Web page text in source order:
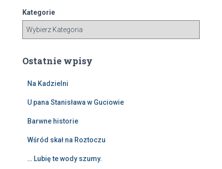
a
j
Kategorie
Ostatnie wpisy
Na Kadzielni
U pana Stanisława w Guciowie
Barwne historie
Wśród skał na Roztoczu
… Lubię te wody szumy.